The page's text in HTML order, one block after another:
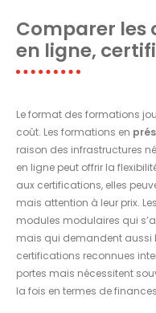
Comparer les
en ligne,
Le format des formations
coût. Les formations en
raison des infrastructures
en ligne peut offrir la
aux certifications, elles
mais attention à leur prix.
modules modulaires qui
mais qui demandent aussi
certifications reconnues
portes mais nécessitent
la fois en termes de